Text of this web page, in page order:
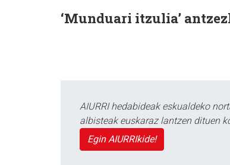
‘Munduari itzulia’
AIURRI hedabideak eskualdeko
albisteak euskaraz lantzen dituen
Egin AIURRIkide!